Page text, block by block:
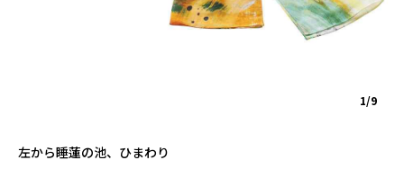
左から睡蓮の池、ひまわり
1/9